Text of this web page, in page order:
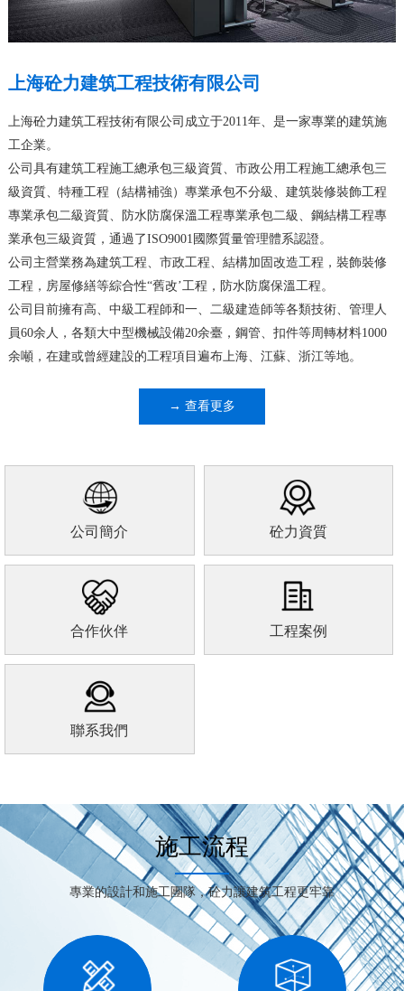
上海砼力建筑工程技術有限公司
上海砼力建筑工程技術有限公司成立于2011年、是一家專業的建筑施
工企業。
公司具有建筑工程施工總承包三級資質、市政公用工程施工總承包三
級資質、特種工程（結構補強）專業承包不分級、建筑裝修裝飾工程
專業承包二級資質、防水防腐保溫工程專業承包二級、鋼結構工程專
業承包三級資質，通過了ISO9001國際質量管理體系認證。
公司主營業務為建筑工程、市政工程、結構加固改造工程，裝飾裝修
工程，房屋修繕等綜合性“舊改’工程，防水防腐保溫工程。
公司目前擁有高、中級工程師和一、二級建造師等各類技術、管理人
員60余人，各類大中型機械設備20余臺，鋼管、扣件等周轉材料1000
余噸，在建或曾經建設的工程項目遍布上海、江蘇、浙江等地。
→ 查看更多
公司簡介 砼力資質
合作伙伴 工程案例
聯系我們
施工流程
專業的設計和施工團隊，砼力讓建筑工程更牢靠